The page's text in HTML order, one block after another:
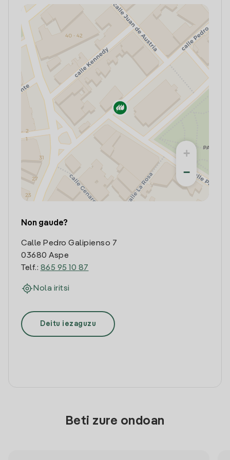
+
−
Non gaude?
Calle Pedro Galipienso 7
03680 Aspe
Telf.: 865 95 10 87
Nola iritsi
Deitu iezaguzu
Beti zure ondoan